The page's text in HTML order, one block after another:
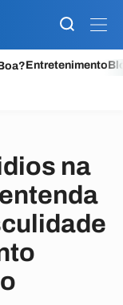
Entretenimento
na